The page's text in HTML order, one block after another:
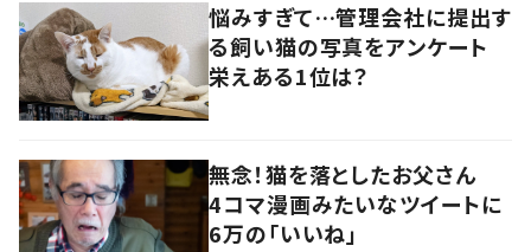
悩みすぎて…管理会社に提出す
る飼い猫の写真をアンケート
栄えある1位は？
無念！猫を落としたお父さん
4コマ漫画みたいなツイートに
6万の「いいね」